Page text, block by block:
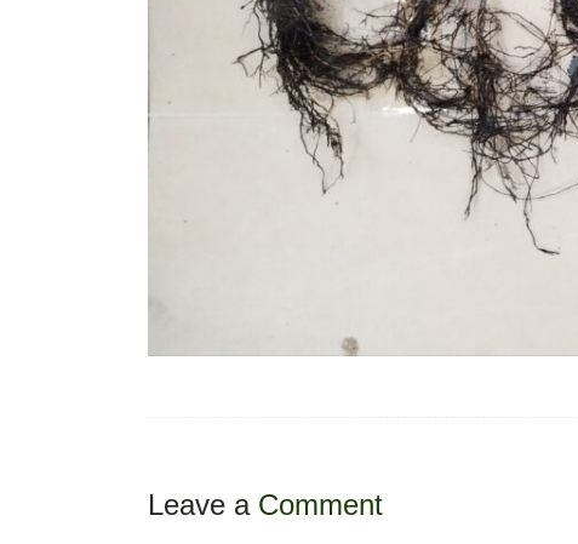
Leave a Comment